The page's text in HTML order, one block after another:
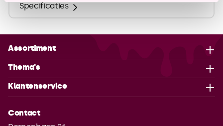
Specificaties
Assortiment
Thema's
Klantenservice
Contact